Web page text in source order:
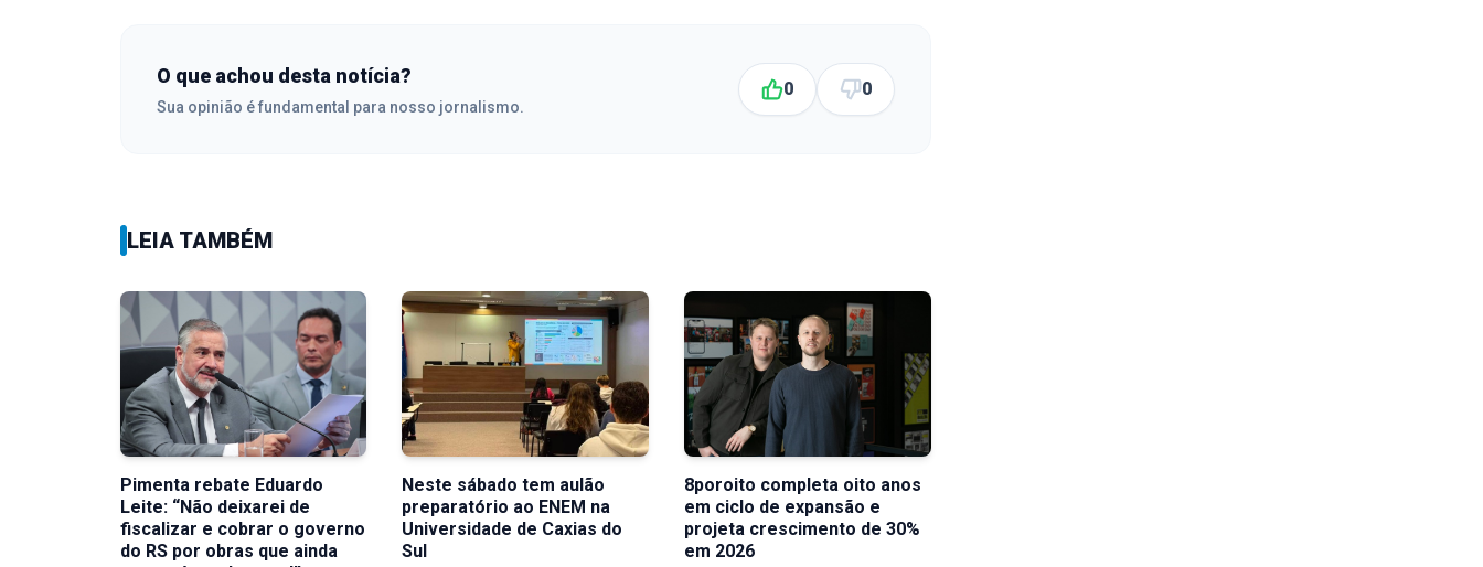
O que achou desta notícia?
Sua opinião é fundamental para nosso jornalismo.
0 0
LEIA TAMBÉM
Pimenta rebate Eduardo
Leite: “Não deixarei de
fiscalizar e cobrar o governo
do RS por obras que ainda
Neste sábado tem aulão
preparatório ao ENEM na
Universidade de Caxias do
Sul
8poroito completa oito anos
em ciclo de expansão e
projeta crescimento de 30%
em 2026